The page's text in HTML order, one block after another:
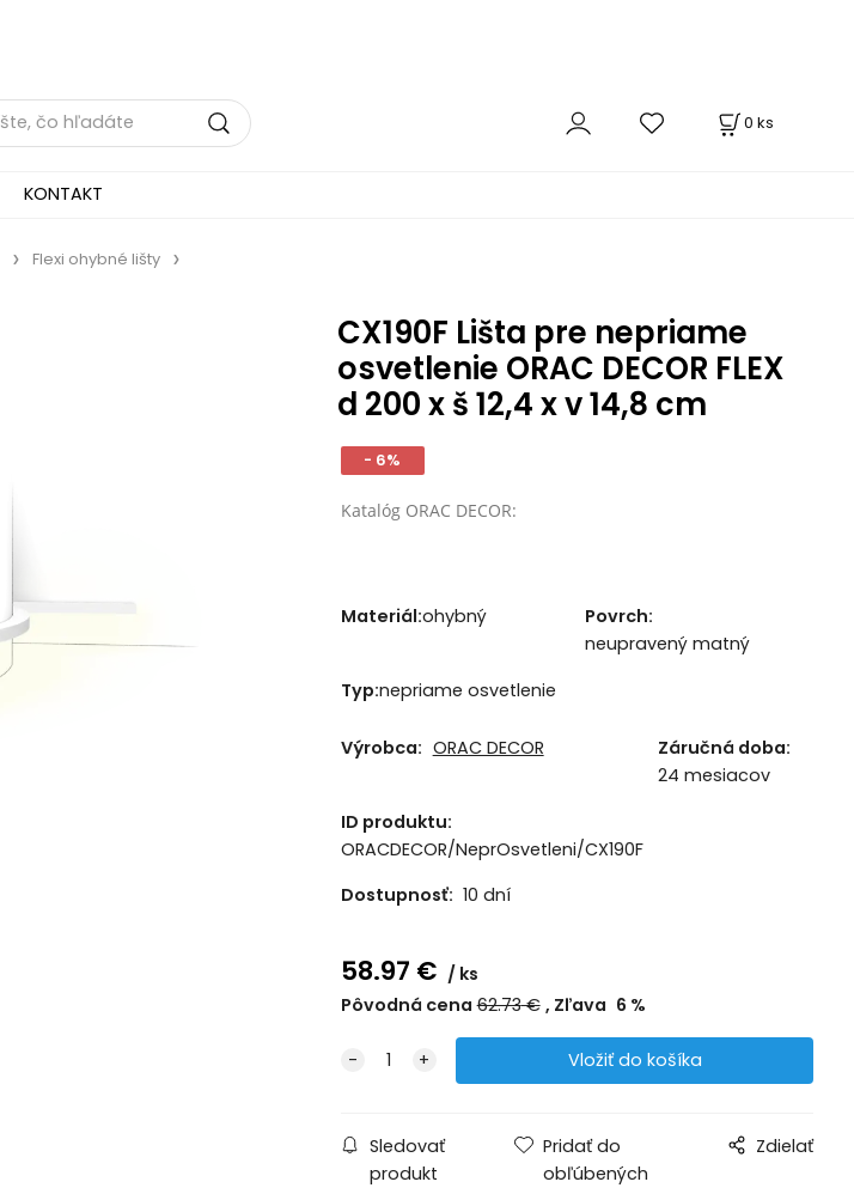
0 ks
KONTAKT
Flexi ohybné lišty
CX190F Lišta pre nepriame
osvetlenie ORAC DECOR FLEX
d 200 x š 12,4 x v 14,8 cm
- 6%
Katalóg ORAC DECOR:
Materiál:ohybný
Povrch:
neupravený matný
Typ:nepriame osvetlenie
Výrobca: ORAC DECOR
Záručná doba:
24 mesiacov
ID produktu:
ORACDECOR/NeprOsvetleni/CX190F
Dostupnosť: 10 dní
58.97 €
ks
Pôvodná cena 62.73€ Zľava 6 %
Sledovať
produkt
Pridať do
obľúbených
Zdielať